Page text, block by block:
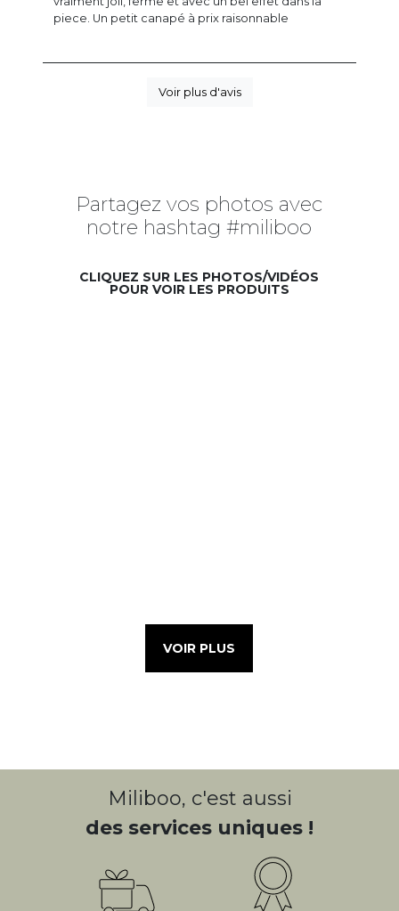
piece. Un petit canapé à prix raisonnable
Voir plus d'avis
Partagez vos photos avec
notre hashtag #miliboo
CLIQUEZ SUR LES PHOTOS/VIDÉOS
POUR VOIR LES PRODUITS
VOIR PLUS
Miliboo, c'est aussi
des services uniques !